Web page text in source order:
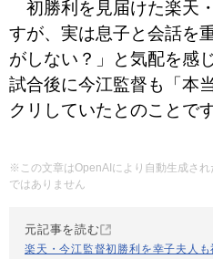
初勝利を見届けた楽天
すが、実は息子と会話を
がしない？」と気配を感
試合後に今江監督も「本
クリしていたとのことで
※この文章はOpenAIにより自動生成さ
ではありません
元記事を読む
楽天・今江監督初勝利を幸子夫人